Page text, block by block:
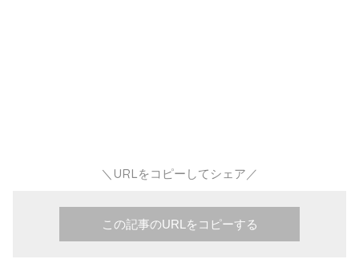
＼URLをコピーしてシェア／
この記事のURLをコピーする